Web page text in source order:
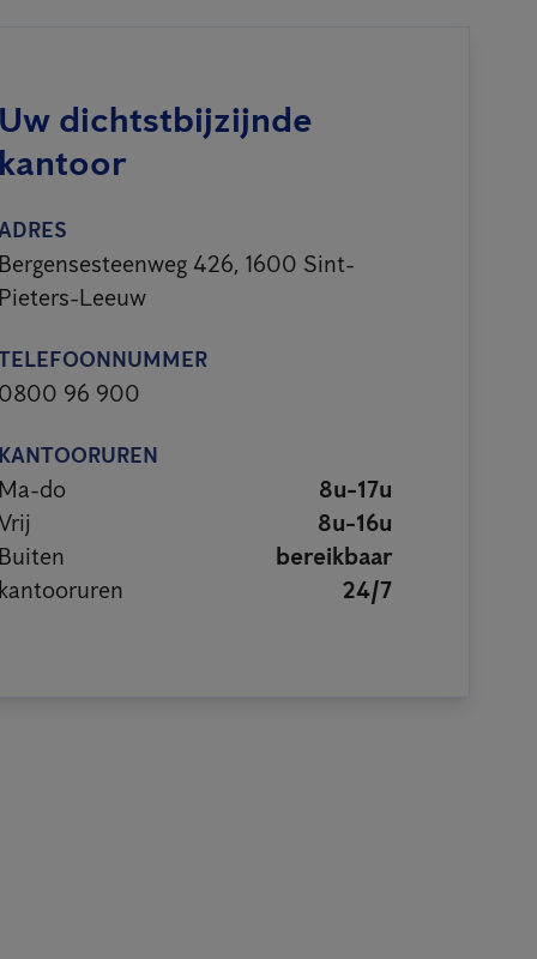
dichtstbijzijnde
426, 1600 Sint-
Leeuw
96 900
do
8u-17u
8u-16u
bereikbaar
24/7